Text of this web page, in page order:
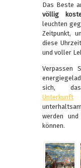
Das Beste
völlig
leuchten
Zeitpunkt,
diese
und voller
Verpassen
sich,
Unterkunft
werden
können.